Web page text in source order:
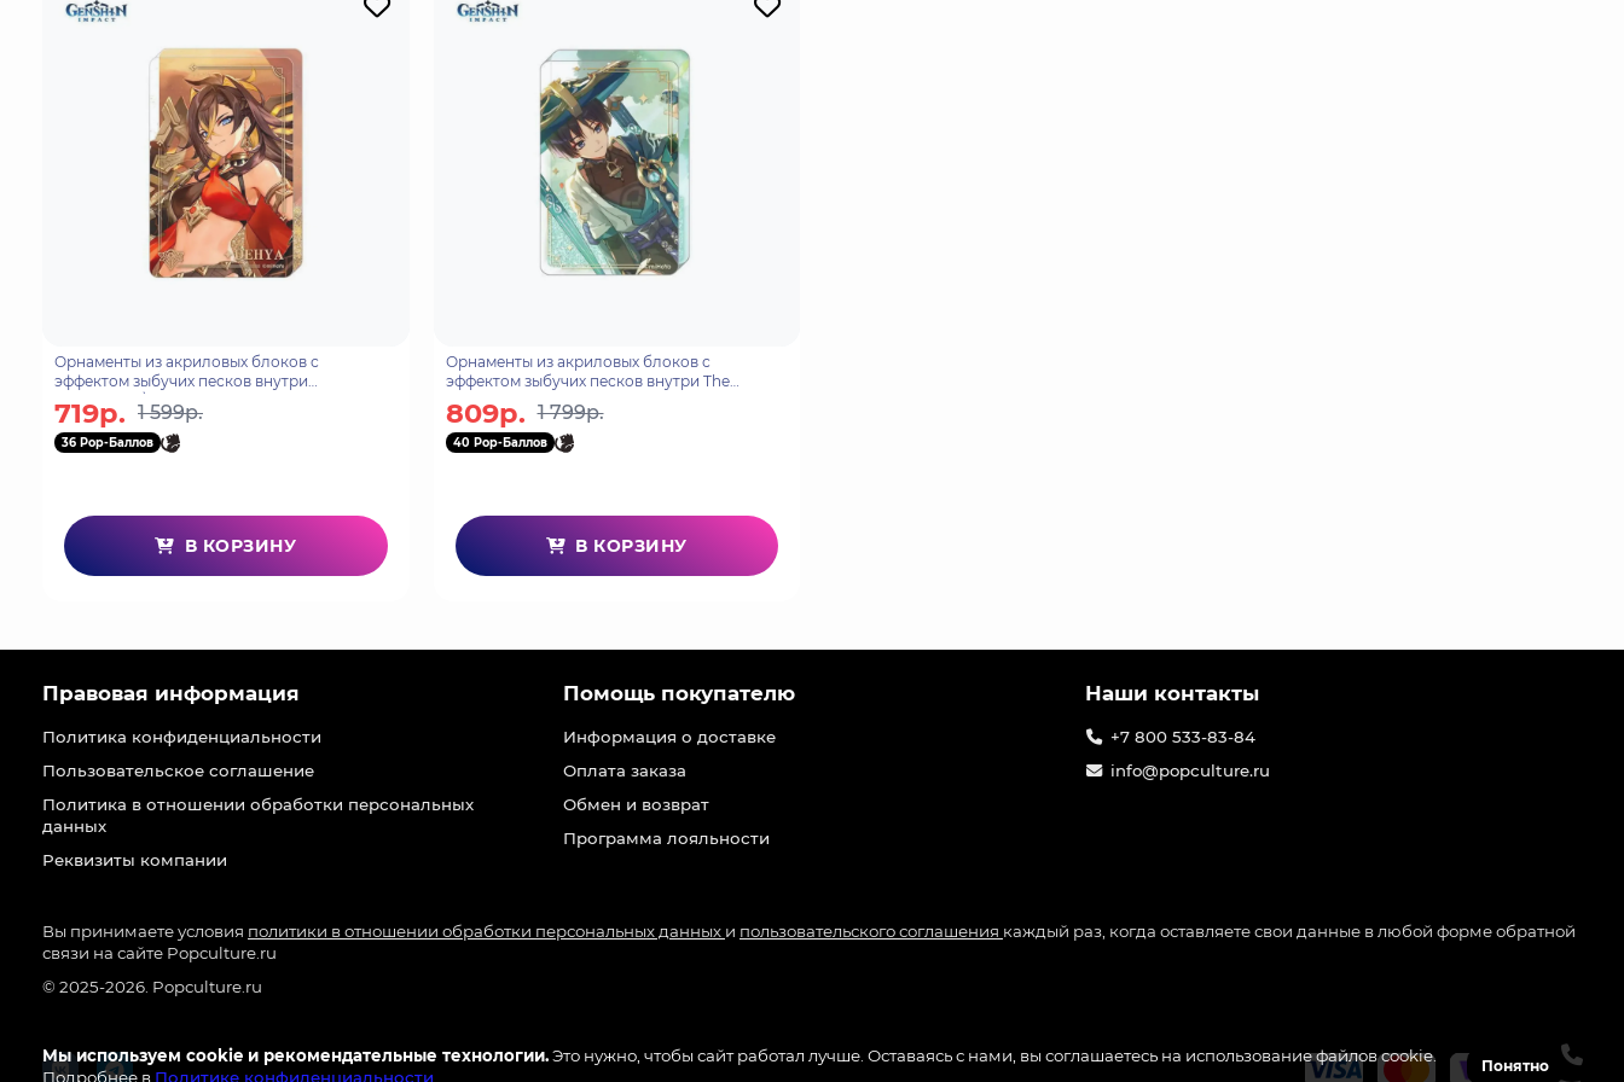
Орнаменты из акриловых блоков с
эффектом зыбучих песков внутри
"Windblume\'s Breath" Version 69760681
719р. 1 599р.
36 Pop-Баллов
В КОРЗИНУ
Орнаменты из акриловых блоков с
эффектом зыбучих песков внутри The
809р. 1 799р.
40 Pop-Баллов
В КОРЗИНУ
Мы используем cookie и рекомендательные технологии.Это нужно, чтобы сайт работал лучше. Оставаясь с нами, вы соглашаетесь на использование файлов cookie.
Подробнее в Политике конфиденциальности
Понятно
Правовая информация
Политика конфиденциальности
Пользовательское соглашение
Политика в отношении обработки персональных
данных
Реквизиты компании
Помощь покупателю
Информация о доставке
Оплата заказа
Обмен и возврат
Программа лояльности
Наши контакты
+7 800 533-83-84
info@popculture.ru
Вы принимаете условия политики в отношении обработки персональных данных и пользовательского соглашения каждый раз, когда оставляете свои данные в любой форме обратной
связи на сайте Popculture.ru
© 2025-2026. Popculture.ru